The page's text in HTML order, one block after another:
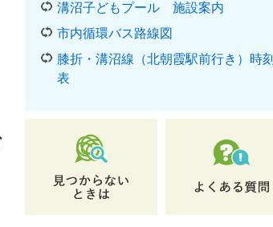
溝沼子どもプール 施設案内
市内循環バス路線図
膝折・溝沼線（北朝霞駅前行き）時刻
表